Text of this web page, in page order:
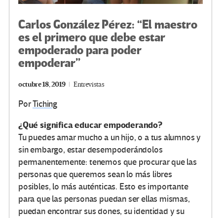
Carlos González Pérez: “El maestro
es el primero que debe estar
empoderado para poder
empoderar”
octubre 18, 2019 Entrevistas
PorTiching
¿Qué significa educar empoderando?
Tu puedes amar mucho a un hijo, o a tus alumnos y
sin embargo, estar desempoderándolos
permanentemente: tenemos que procurar que las
personas que queremos sean lo más libres
posibles, lo más auténticas. Esto es importante
para que las personas puedan ser ellas mismas,
puedan encontrar sus dones, su identidad y su